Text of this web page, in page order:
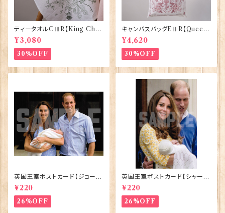
ティータオルCⅢR【King Char
lesⅢ Coronation】Victoria
Eggs 50129
¥3,080
30%OFF
キャンバスバッグEⅡR【Queen
ElizabethⅡ Commemorativ
e】Victoria Eggs 90332
¥4,620
30%OFF
英国王室ポストカード【ジョージ
王子ご誕生】Pageantry Post
card 90183-JEF100
¥220
26%OFF
英国王室ポストカード【シャーロ
ット王女2】Pageantry Postca
rd 90183-JEF202
¥220
26%OFF